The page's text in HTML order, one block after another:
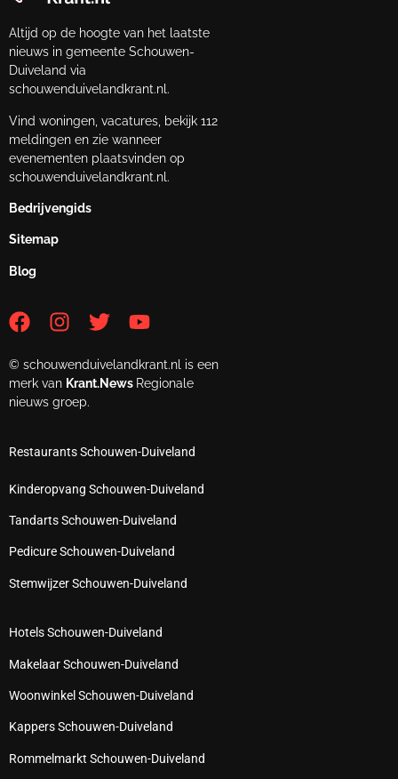
Altijd op de hoogte van het laatste
nieuws in gemeente Schouwen-
Duiveland via
schouwenduivelandkrant.nl.
Vind woningen, vacatures, bekijk 112
meldingen en zie wanneer
evenementen plaatsvinden op
schouwenduivelandkrant.nl.
Bedrijvengids
Sitemap
Blog
© schouwenduivelandkrant.nl is een
merk van Krant.News Regionale
nieuws groep.
Restaurants Schouwen-Duiveland
Kinderopvang Schouwen-Duiveland
Tandarts Schouwen-Duiveland
Pedicure Schouwen-Duiveland
Stemwijzer Schouwen-Duiveland
Hotels Schouwen-Duiveland
Makelaar Schouwen-Duiveland
Woonwinkel Schouwen-Duiveland
Kappers Schouwen-Duiveland
Rommelmarkt Schouwen-Duiveland